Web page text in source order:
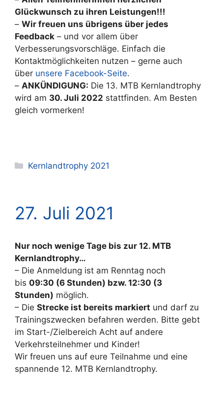
Glückwunsch zu ihren Leistungen!!!
– Wir freuen uns übrigens über jedes
Feedback – und vor allem über
Verbesserungsvorschläge. Einfach die
Kontaktmöglichkeiten nutzen – gerne auch
über unsere Facebook-Seite.
– ANKÜNDIGUNG: Die 13. MTB Kernlandtrophy
wird am 30. Juli 2022 stattfinden. Am Besten
gleich vormerken!
Kategorien
Kernlandtrophy 2021
27. Juli 2021
Nur noch wenige Tage bis zur 12. MTB
Kernlandtrophy…
– Die Anmeldung ist am Renntag noch
bis 09:30 (6 Stunden) bzw. 12:30 (3
Stunden) möglich.
– Die Strecke ist bereits markiert und darf zu
Trainingszwecken befahren werden. Bitte gebt
im Start-/Zielbereich Acht auf andere
Verkehrsteilnehmer und Kinder!
Wir freuen uns auf eure Teilnahme und eine
spannende 12. MTB Kernlandtrophy.